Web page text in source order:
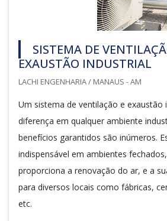
SISTEMA DE
EXAUSTÃO INDUSTRIAL
LACHI ENGENHARIA / MANAUS - AM
Um sistema de ventilação e exaustão
diferença em qualquer ambiente
benefícios garantidos são inúmeros.
indispensável em ambientes
proporciona a renovação do ar, e a
para diversos locais como fábricas,
etc.